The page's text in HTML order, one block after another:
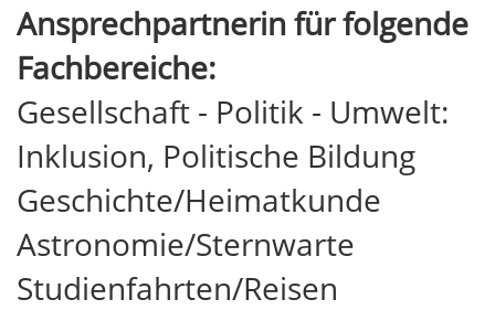
Ansprechpartnerin für folgende
Fachbereiche:
Gesellschaft - Politik - Umwelt:
Inklusion, Politische Bildung
Geschichte/Heimatkunde
Astronomie/Sternwarte
Studienfahrten/Reisen